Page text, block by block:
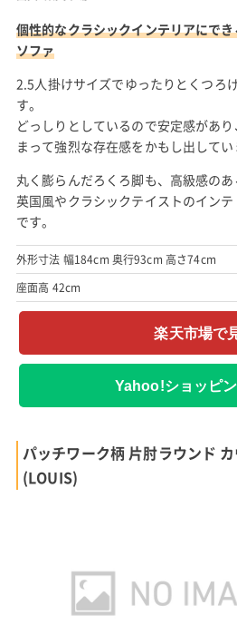
個性的なクラシックインテリアにで
ソファ
2.5人掛けサイズでゆったりとくつろ
す。
どっしりとしているので安定感があ
まって強烈な存在感をかもし出してい
丸く膨らんだろくろ脚も、高級感のあ
英国風やクラシックテイストのイン
です。
外形寸法 幅184cm 奥行93cm 高さ74cm
座面高 42cm
楽天市場で
Yahoo!ショッピ
パッチワーク柄 片肘ラウンド
(LOUIS)